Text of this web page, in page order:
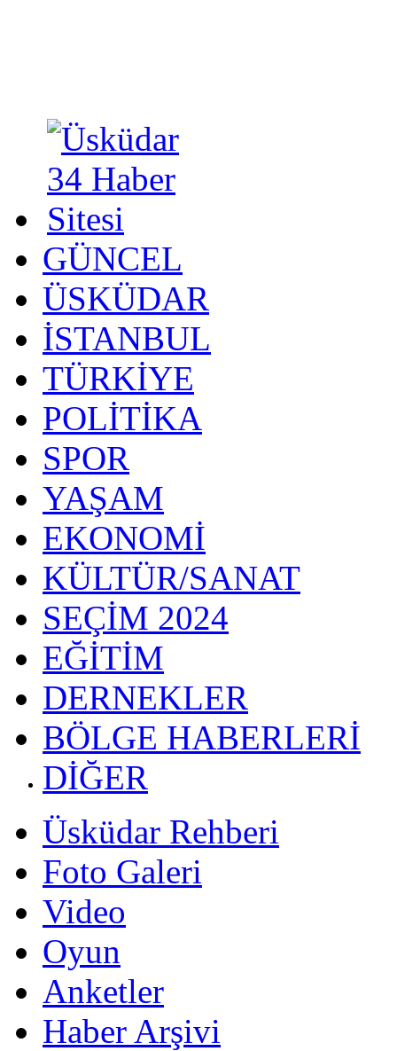
GÜNCEL
ÜSKÜDAR
İSTANBUL
TÜRKİYE
POLİTİKA
SPOR
YAŞAM
EKONOMİ
KÜLTÜR/SANAT
SEÇİM 2024
EĞİTİM
DERNEKLER
BÖLGE HABERLERİ
DİĞER
Üsküdar Rehberi
Foto Galeri
Video
Oyun
Anketler
Haber Arşivi